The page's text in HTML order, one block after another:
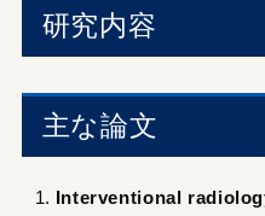
研究内容
主な論文
Interventional